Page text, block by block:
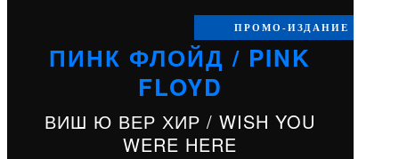
ПРОМО-ИЗДАНИЕ
ПИНК ФЛОЙД / PINK
FLOYD
ВИШ Ю ВЕР ХИР / WISH YOU
WERE HERE